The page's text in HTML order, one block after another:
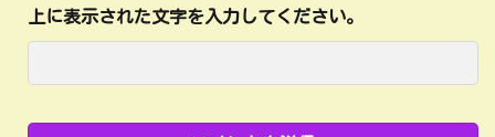
上に表示された文字を入力してください。